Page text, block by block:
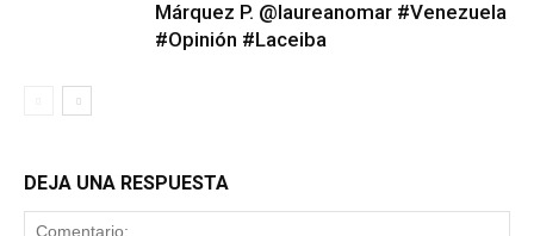
Márquez P. @laureanomar #Venezuela
#Opinión #Laceiba
DEJA UNA RESPUESTA